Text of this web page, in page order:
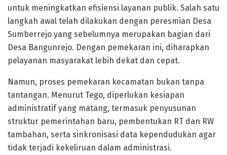
untuk meningkatkan efisiensi layanan publik. Salah satu
langkah awal telah dilakukan dengan peresmian Desa
Sumberrejo yang sebelumnya merupakan bagian dari
Desa Bangunrejo. Dengan pemekaran ini, diharapkan
pelayanan masyarakat lebih dekat dan cepat.
Namun, proses pemekaran kecamatan bukan tanpa
tantangan. Menurut Tego, diperlukan kesiapan
administratif yang matang, termasuk penyusunan
struktur pemerintahan baru, pembentukan RT dan RW
tambahan, serta sinkronisasi data kependudukan agar
tidak terjadi kekeliruan dalam administrasi.